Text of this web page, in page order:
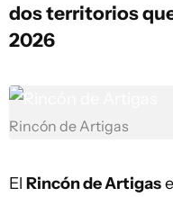
dos territorios
2026
Rincón de Artigas
El Rincón de Artigas